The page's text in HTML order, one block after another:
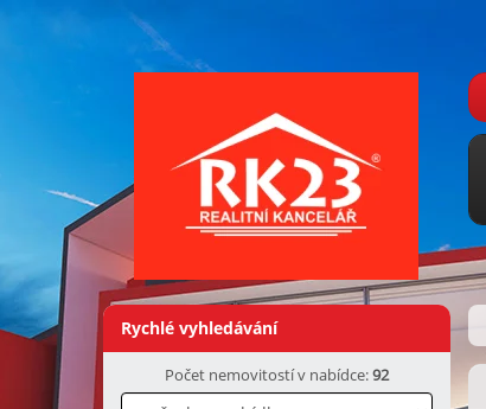
Rychlé vyhledávání
Počet nemovitostí v nabídce:92